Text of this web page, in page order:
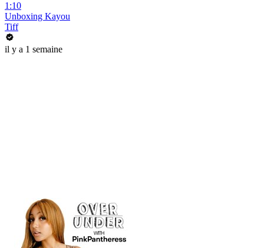
1:10
Unboxing Kayou
Tiff
il y a 1 semaine